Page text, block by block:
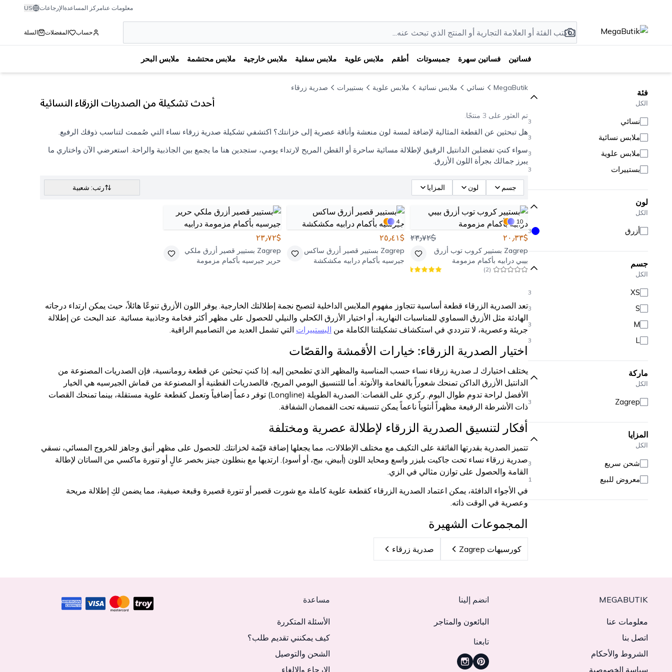
معلومات عنامركز المساعدةالإرجاعات US
حساب المفضلات السلة
فساتين فساتين سهرة جمبسوتات أطقم ملابس علوية ملابس سفلية ملابس خارجية ملابس محتشمة ملابس البحر
فئة
الكل
نسائي 3
ملابس نسائية 3
ملابس علوية 3
بستييرات 3
لون
الكل
أزرق 3
جسم
الكل
XS
3
S
3
M
3
L
3
ماركة
الكل
Zagrep
3
المزايا
الكل
شحن سريع 3
معروض للبيع 1
MegaButik نسائي ملابس نسائية ملابس علوية بستييرات صدرية زرقاء
أحدث تشكيلة من الصدريات الزرقاء النسائية
تم العثور على 3 منتجًا.
هل تبحثين عن القطعة المثالية لإضافة لمسة لون منعشة وأناقة عصرية إلى خزانتك؟ اكتشفي تشكيلة صدرية زرقاء نساء التي صُممت لتناسب ذوقك الرفيع.
سواء كنتِ تفضلين الدانتيل الرقيق لإطلالة مسائية ساحرة أو القطن المريح لارتداء يومي، ستجدين هنا ما يجمع بين الجاذبية والراحة. استعرضي الآن واختاري ما
يبرز جمالك بجرأة اللون الأزرق.
جسم لون المزايا رتب: شعبية
10
$٢٠٫٣٣ $٢٣٫٧٢
Zagrep بستيير كروب توب أزرق
بيبي درابيه بأكمام مزمومة
(
2
)
4
$٢٥٫٤١
Zagrep بستيير قصير أزرق ساكس
جيرسيه بأكمام درابيه مكشكشة
$٢٣٫٧٢
Zagrep بستيير قصير أزرق ملكي
حرير جيرسيه بأكمام مزمومة
تعد الصدرية الزرقاء قطعة أساسية تتجاوز مفهوم الملابس الداخلية لتصبح نجمة إطلالتك الخارجية. يوفر اللون الأزرق تنوعًا هائلاً، حيث يمكن ارتداء درجاته
الهادئة مثل الأزرق السماوي للمناسبات النهارية، أو اختيار الأزرق الكحلي والنيلي للحصول على مظهر أكثر فخامة وجاذبية مسائية. عند البحث عن إطلالة
جريئة وعصرية، لا تترددي في استكشاف تشكيلتنا الكاملة من البستييرات التي تشمل العديد من التصاميم الراقية.
اختيار الصدرية الزرقاء: خيارات الأقمشة والقصّات
يختلف اختيارك لـ صدرية زرقاء نساء حسب المناسبة والمظهر الذي تطمحين إليه. إذا كنتِ تبحثين عن قطعة رومانسية، فإن الصدريات المصنوعة من
الدانتيل الأزرق الداكن تمنحك شعوراً بالفخامة والأنوثة. أما للتنسيق اليومي المريح، فالصدريات القطنية أو المصنوعة من قماش الجيرسيه هي الخيار
الأفضل لراحة تدوم طوال اليوم. ركزي على القصات: الصدرية الطويلة (Longline) توفر دعماً إضافياً وتعمل كقطعة علوية مستقلة، بينما تمنحك القصات
ذات الأشرطة الرفيعة مظهراً أنثوياً ناعماً يمكن تنسيقه تحت القمصان الشفافة.
أفكار لتنسيق الصدرية الزرقاء لإطلالة عصرية ومختلفة
تتميز الصدرية بقدرتها الفائقة على التكيف مع مختلف الإطلالات، مما يجعلها إضافة قيّمة لخزانتك. للحصول على مظهر أنيق وجاهز للخروج المسائي، نسقي
صدرية زرقاء نساء تحت جاكيت بليزر واسع ومحايد اللون (أبيض، بيج، أو أسود). ارتديها مع بنطلون جينز بخصر عالٍ أو تنورة ماكسي من الساتان لإطالة
القامة والحصول على توازن مثالي في الزي.
في الأجواء الدافئة، يمكن اعتماد الصدرية الزرقاء كقطعة علوية كاملة مع شورت قصير أو تنورة قصيرة وقبعة صيفية، مما يضمن لكِ إطلالة مريحة
وعصرية في الوقت ذاته.
المجموعات الشهيرة
كورسيهات Zagrep صدرية زرقاء
MEGABUTIK
معلومات عنا
اتصل بنا
الشروط والأحكام
سياسة الخصوصية
انضم إلينا
البائعون والمتاجر
تابعنا
مساعدة
الأسئلة المتكررة
كيف يمكنني تقديم طلب؟
الشحن والتوصيل
الإرجاع والإلغاء